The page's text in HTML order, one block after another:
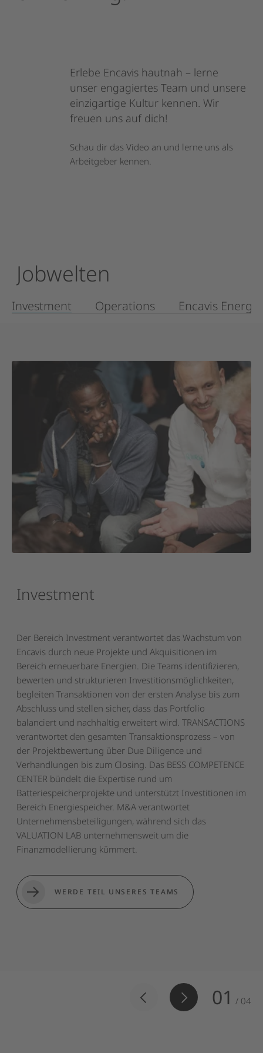
Hinweis zu Betrugsversuchen: Derzeit kursieren
Wir benötigen Ihre
Zustimmung, um den
YouTube Video-Service zu
laden!
Inhalte einzubetten. Dieser Service
kann Daten zu Ihren Aktivitäten
Akzeptieren
Erlebe Encavis hautnah – lerne
unser engagiertes Team und unsere
einzigartige Kultur kennen. Wir
freuen uns auf dich!
Schau dir das Video an und lerne uns als
Arbeitgeber kennen.
Jobwelten
Investment Operations Encavis
Investment
Der Bereich Investment verantwortet das Wachstum von
Encavis durch neue Projekte und Akquisitionen im
Bereich erneuerbare Energien. Die Teams identifizieren,
bewerten und strukturieren Investitionsmöglichkeiten,
begleiten Transaktionen von der ersten Analyse bis zum
Abschluss und stellen sicher, dass das Portfolio
balanciert und nachhaltig erweitert wird. TRANSACTIONS
verantwortet den gesamten Transaktionsprozess – von
der Projektbewertung über Due Diligence und
Verhandlungen bis zum Closing. Das BESS COMPETENCE
CENTER bündelt die Expertise rund um
Batteriespeicherprojekte und unterstützt Investitionen im
Bereich Energiespeicher. M&A verantwortet
Unternehmensbeteiligungen, während sich das
VALUATION LAB unternehmensweit um die
Finanzmodellierung kümmert.
WERDE TEIL UNSERES TEAMS
01 / 04